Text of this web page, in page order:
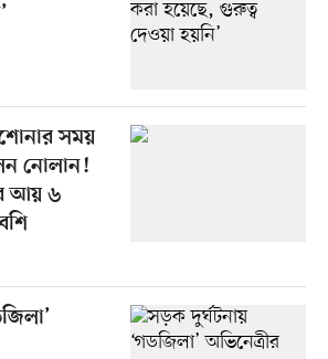
সময়
নোলান!
আয় ৬